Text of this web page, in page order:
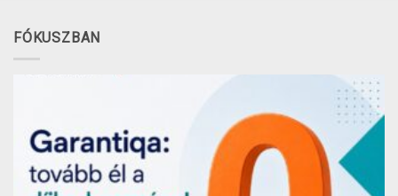
FÓKUSZBAN